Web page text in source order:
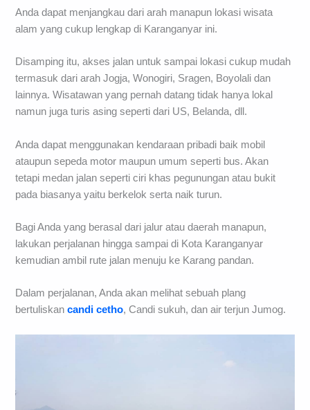
Anda dapat menjangkau dari arah manapun lokasi wisata
alam yang cukup lengkap di Karanganyar ini.
Disamping itu, akses jalan untuk sampai lokasi cukup mudah
termasuk dari arah Jogja, Wonogiri, Sragen, Boyolali dan
lainnya. Wisatawan yang pernah datang tidak hanya lokal
namun juga turis asing seperti dari US, Belanda, dll.
Anda dapat menggunakan kendaraan pribadi baik mobil
ataupun sepeda motor maupun umum seperti bus. Akan
tetapi medan jalan seperti ciri khas pegunungan atau bukit
pada biasanya yaitu berkelok serta naik turun.
Bagi Anda yang berasal dari jalur atau daerah manapun,
lakukan perjalanan hingga sampai di Kota Karanganyar
kemudian ambil rute jalan menuju ke Karang pandan.
Dalam perjalanan, Anda akan melihat sebuah plang
bertuliskancandi cetho, Candi sukuh, dan air terjun Jumog.